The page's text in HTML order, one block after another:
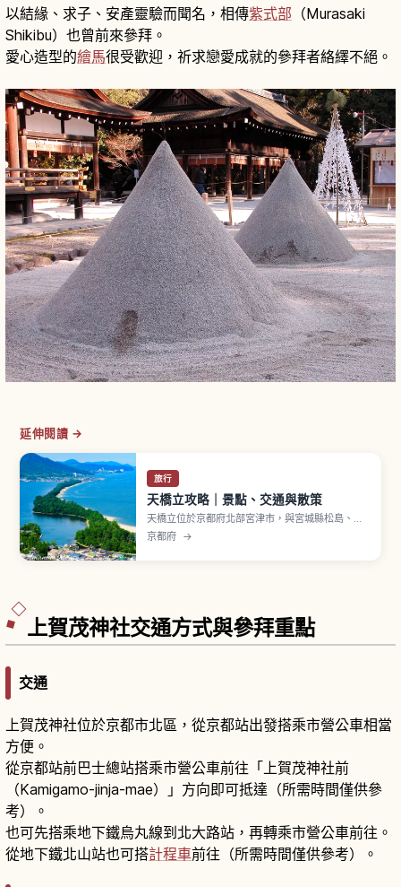
以結緣、求子、安產靈驗而聞名，相傳紫式部 （Murasaki
Shikibu）也曾前來參拜。
愛心造型的繪馬很受歡迎，祈求戀愛成就的參拜者絡繹不絕。
延伸閱讀 →
旅行
天橋立攻略｜景點、交通與散策
天橋立位於京都府北部宮津市，與宮城縣松島、廣
島縣宮島並列為「日本三景」之一。沙洲全長約3.6
棵松樹茂密生長的白砂青松之美，被指定為特別名
京都府 →
上賀茂神社交通方式與參拜重點
交通
上賀茂神社位於京都市北區，從京都站出發搭乘市營公車相當
方便。
從京都站前巴士總站搭乘市營公車前往「上賀茂神社前
（Kamigamo-jinja-mae）」方向即可抵達（所需時間僅供參
考）。
也可先搭乘地下鐵烏丸線到北大路站，再轉乘市營公車前往。
從地下鐵北山站也可搭計程車前往（所需時間僅供參考）。